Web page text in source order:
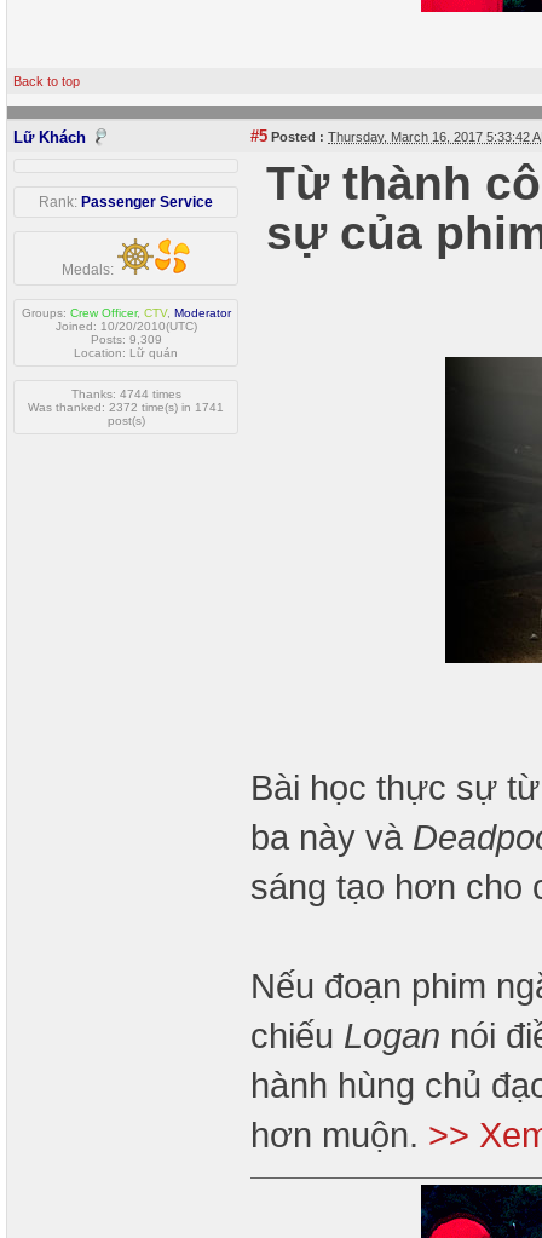
Back to top
Lữ Khách #5 Posted : Thursday, March 16, 2017 5:33:42
Rank: Passenger Service
Medals:
Groups: Crew Officer, CTV, Moderator
Joined: 10/20/2010(UTC)
Posts: 9,309
Location: Lữ quán
Thanks: 4744 times
Was thanked: 2372 time(s) in 1741
post(s)
Từ thành
sự của
Bài học thực sự
ba này và
sáng tạo hơn cho
Nếu đoạn phim
chiếu Logan nói
hành hùng chủ
hơn muộn. >>